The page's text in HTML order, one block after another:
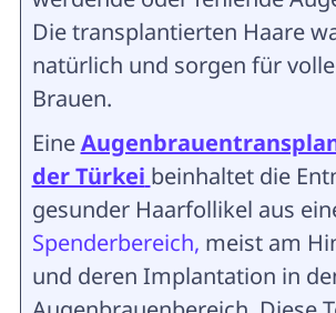
Die transplantierten Haare
natürlich und sorgen für
Brauen.
Eine
der Türkei beinhaltet die
gesunder Haarfollikel aus
Spenderbereich, meist am
und deren Implantation in